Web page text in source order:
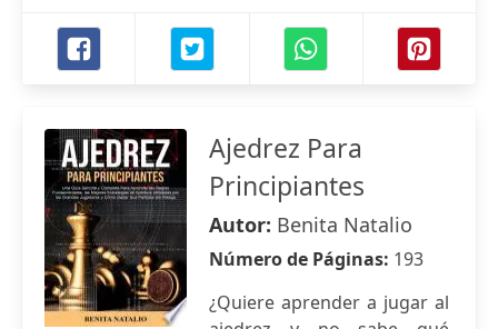
Ajedrez Para
Principiantes
Autor: Benita Natalio
Número de Páginas: 193
¿Quiere aprender a jugar al